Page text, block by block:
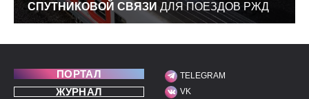
СПУТНИКОВОЙ СВЯЗИ ДЛЯ ПОЕЗДОВ РЖД
ПОРТАЛ
ЖУРНАЛ
МЫ В СОЦИАЛЬНЫХ
TELEGRAM
VK